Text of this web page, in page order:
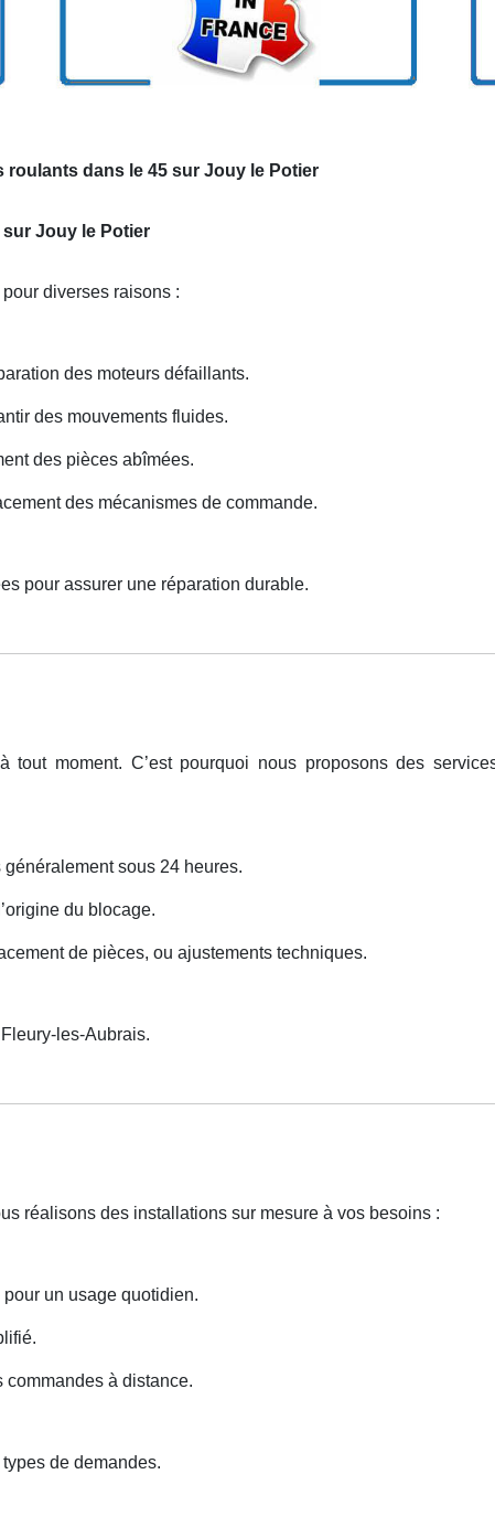
dans le 45 sur Jouy le Potier
Jouy le Potier
diverses raisons :
des moteurs défaillants.
des mouvements fluides.
des pièces abîmées.
des mécanismes de commande.
pour assurer une réparation durable.
moment. C’est pourquoi nous proposons des
sous 24 heures.
du blocage.
de pièces, ou ajustements techniques.
les-Aubrais.
réalisons des installations sur mesure à vos besoins :
un usage quotidien.
commandes à distance.
de demandes.